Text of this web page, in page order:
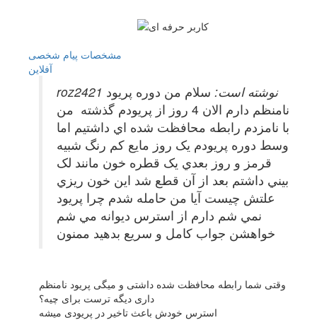
مشخصات پیام شخصی
آفلاين
roz2421 نوشته است: سلام من دوره پريود
نامنظم دارم الان 4 روز از پريودم گذشته من
با نامزدم رابطه محافظت شده اي داشتيم اما
وسط دوره پريودم يک روز مايع کم رنگ شبيه
قرمز و روز بعدي يک قطره خون مانند لک
بيني داشتم بعد از آن قطع شد اين خون ريزي
علتش چيست آيا من حامله شدم چرا پريود
نمي شم دارم از استرس ديوانه مي شم
خواهشن جواب کامل و سريع بدهيد ممنون
وقتی شما رابطه محافظت شده داشتی و میگی پریود نامنظم
داری دیگه ترست برای چیه؟
استرس خودش باعث تاخیر در پریودی میشه